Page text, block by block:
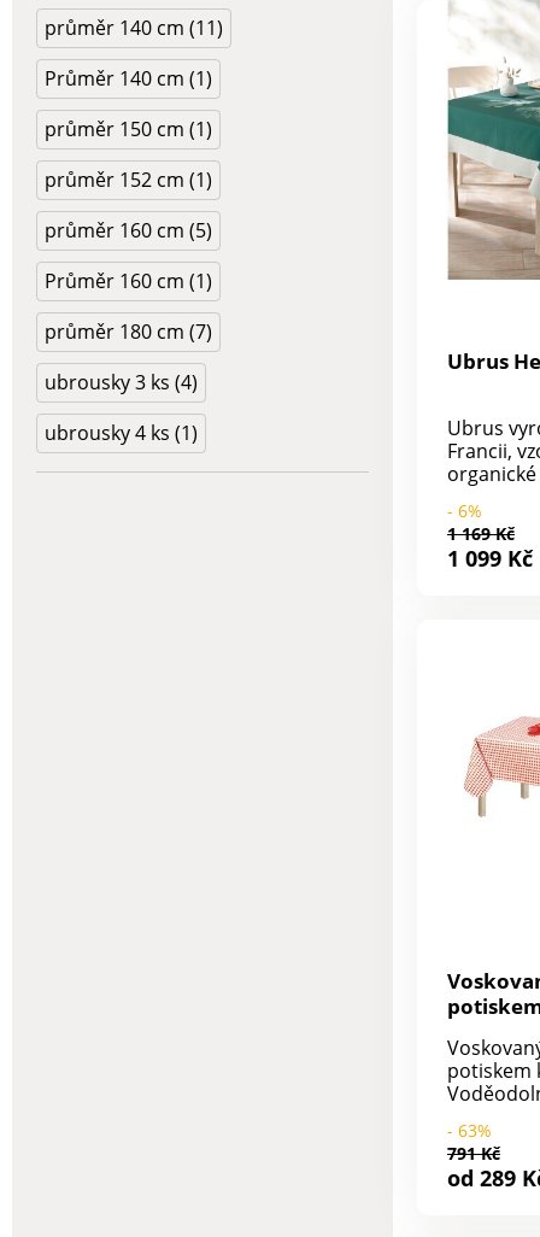
průměr 140 cm (11)
Průměr 140 cm (1)
průměr 150 cm (1)
průměr 152 cm (1)
průměr 160 cm (5)
Průměr 160 cm (1)
průměr 180 cm (7)
ubrousky 3 ks (4)
ubrousky 4 ks (1)
100%
průměr
Ubrus
Ubrus
Francii,
spočinul
podzimní
který si
- 6%
1 169 Kč
1 099 Kč
potiskem
Snadná
čistit
- 63%
791 Kč
od 289